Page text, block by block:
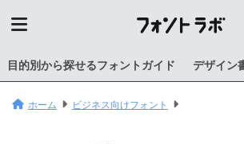
目的別から探せるフォントガイド デザイン
ホーム ビジネス向けフォント